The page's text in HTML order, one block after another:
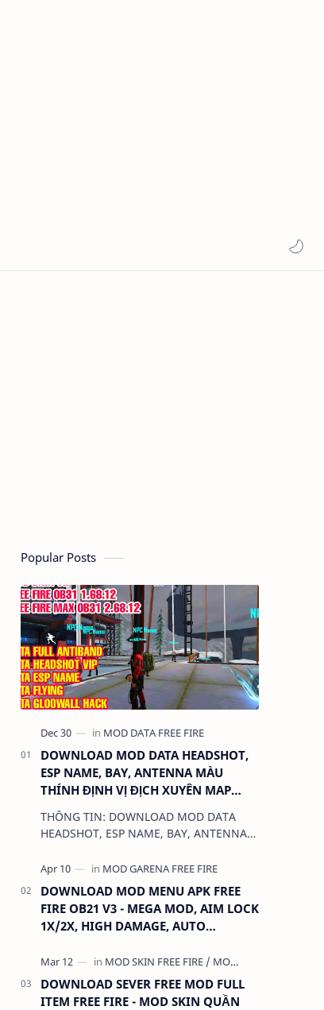
Popular Posts
DOWNLOAD MOD DATA HEADSHOT,
ESP NAME, BAY, ANTENNA MÀU
THÍNH ĐỊNH VỊ ĐỊCH XUYÊN MAP
CHO FREE FIRE OB31 1.68.12/2.68.12
MỚI NHẤT - KHÔNG KHÓA NICK
THÔNG TIN: DOWNLOAD MOD DATA
HEADSHOT, ESP NAME, BAY, ANTENNA
CHO FREE FIRE OB31 1.68.12/2.68.12
MỚI NHẤT - KHÔN…
DOWNLOAD MOD MENU APK FREE
FIRE OB21 V3 - MEGA MOD, AIM LOCK
1X/2X, HIGH DAMAGE, AUTO
DOWNLOAD SEVER FREE MOD FULL
ITEM FREE FIRE - MOD SKIN QUẦN